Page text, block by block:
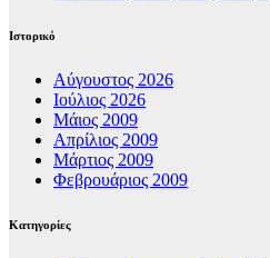
Ιστορικό
Αύγουστος 2026
Ιούλιος 2026
Μάιος 2009
Απρίλιος 2009
Μάρτιος 2009
Φεβρουάριος 2009
Kατηγορίες